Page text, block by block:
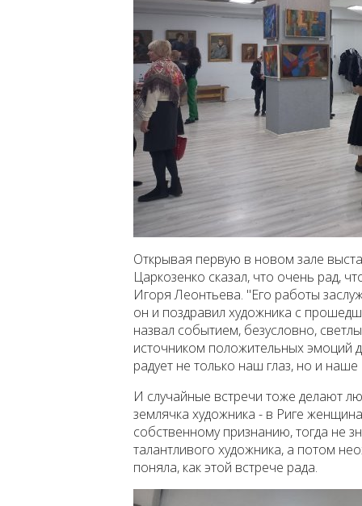
Открывая первую в новом зале
Царкозенко сказал, что очень рад,
Игоря Леонтьева. "Его работы
он и поздравил художника с
назвал событием, безусловно,
источником положительных эмоций
радует не только наш глаз, но и
И случайные встречи тоже делают
землячка художника - в Риге
собственному признанию, тогда не
талантливого художника, а потом
поняла, как этой встрече рада.